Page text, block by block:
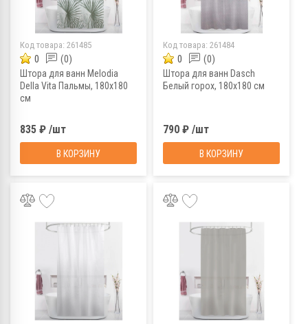
Код товара: 261485
0 (0)
Штора для ванн Melodia
Della Vita Пальмы, 180х180
см
835 ₽ /шт
В КОРЗИНУ
Код товара: 261484
0 (0)
Штора для ванн Dasch
Белый горох, 180х180 см
790 ₽ /шт
В КОРЗИНУ